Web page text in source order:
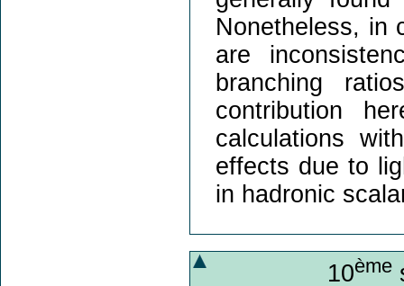
Nonetheless, in
are
branching
contribution
calculations
effects due to
in hadronic
10ème